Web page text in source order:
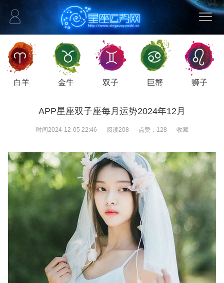
白羊 金牛 双子 巨蟹 狮子
APP星座双子座每月运势2024年12月
时间2024-12-05 22:46 阅读208 点赞： 128 收藏